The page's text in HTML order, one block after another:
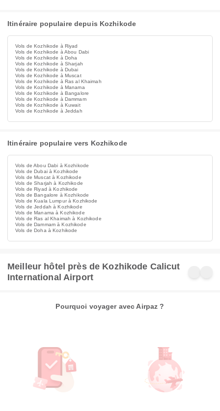
Itinéraire populaire depuis Kozhikode
Vols de Kozhikode à Riyad
Vols de Kozhikode à Abou Dabi
Vols de Kozhikode à Doha
Vols de Kozhikode à Sharjah
Vols de Kozhikode à Dubai
Vols de Kozhikode à Muscat
Vols de Kozhikode à Ras al Khaimah
Vols de Kozhikode à Manama
Vols de Kozhikode à Bangalore
Vols de Kozhikode à Dammam
Vols de Kozhikode à Kuwait
Vols de Kozhikode à Jeddah
Itinéraire populaire vers Kozhikode
Vols de Abou Dabi à Kozhikode
Vols de Dubai à Kozhikode
Vols de Muscat à Kozhikode
Vols de Sharjah à Kozhikode
Vols de Riyad à Kozhikode
Vols de Bangalore à Kozhikode
Vols de Kuala Lumpur à Kozhikode
Vols de Jeddah à Kozhikode
Vols de Manama à Kozhikode
Vols de Ras al Khaimah à Kozhikode
Vols de Dammam à Kozhikode
Vols de Doha à Kozhikode
Meilleur hôtel près de Kozhikode Calicut
International Airport
Pourquoi voyager avec Airpaz ?